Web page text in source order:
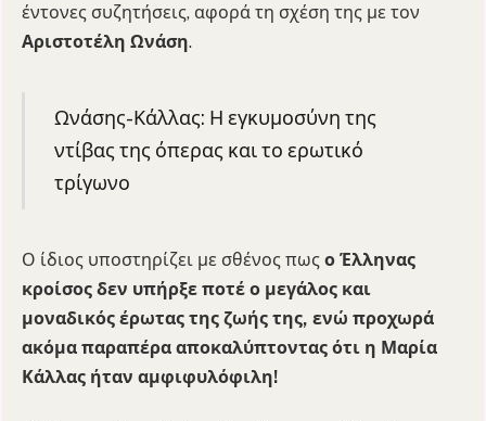
έντονες συζητήσεις, αφορά τη σχέση της με τον
Αριστοτέλη Ωνάση.
Ωνάσης-Κάλλας: Η εγκυμοσύνη της
ντίβας της όπερας και το ερωτικό
τρίγωνο
Ο ίδιος υποστηρίζει με σθένος πως ο Έλληνας
κροίσος δεν υπήρξε ποτέ ο μεγάλος και
μοναδικός έρωτας της ζωής της, ενώ προχωρά
ακόμα παραπέρα αποκαλύπτοντας ότι η Μαρία
Κάλλας ήταν αμφιφυλόφιλη!